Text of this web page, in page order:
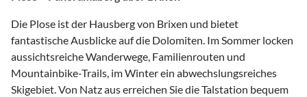
Die Plose ist der Hausberg von Brixen und bietet
fantastische Ausblicke auf die Dolomiten. Im Sommer locken
aussichtsreiche Wanderwege, Familienrouten und
Mountainbike-Trails, im Winter ein abwechslungsreiches
Skigebiet. Von Natz aus erreichen Sie die Talstation bequem